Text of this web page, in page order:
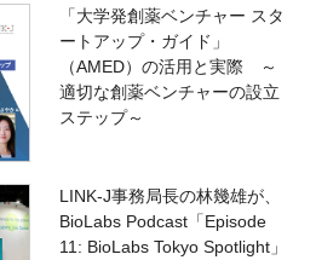
「大学発創薬ベンチャー スタ
ートアップ・ガイド」
（AMED）の活用と実際 ～
適切な創薬ベンチャーの設立
ステップ～
LINK-J事務局長の林幾雄が、
BioLabs Podcast「Episode
11: BioLabs Tokyo Spotlight」